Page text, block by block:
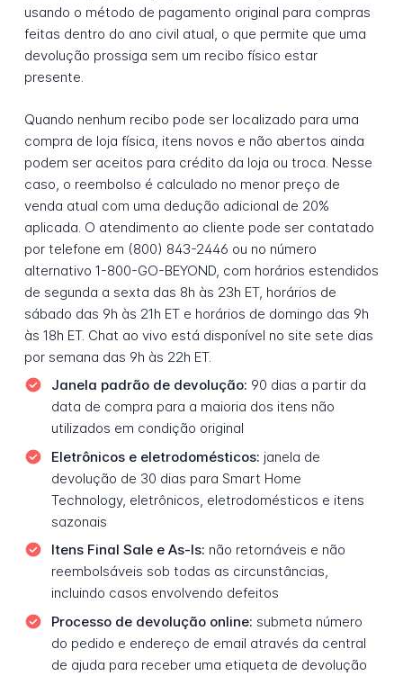
usando o método de pagamento original para compras
feitas dentro do ano civil atual, o que permite que uma
devolução prossiga sem um recibo físico estar
presente.
Quando nenhum recibo pode ser localizado para uma
compra de loja física, itens novos e não abertos ainda
podem ser aceitos para crédito da loja ou troca. Nesse
caso, o reembolso é calculado no menor preço de
venda atual com uma dedução adicional de 20%
aplicada. O atendimento ao cliente pode ser contatado
por telefone em (800) 843-2446 ou no número
alternativo 1-800-GO-BEYOND, com horários estendidos
de segunda a sexta das 8h às 23h ET, horários de
sábado das 9h às 21h ET e horários de domingo das 9h
às 18h ET. Chat ao vivo está disponível no site sete dias
por semana das 9h às 22h ET.
Janela padrão de devolução: 90 dias a partir da
data de compra para a maioria dos itens não
utilizados em condição original
Eletrônicos e eletrodomésticos: janela de
devolução de 30 dias para Smart Home
Technology, eletrônicos, eletrodomésticos e itens
sazonais
Itens Final Sale e As-Is: não retornáveis e não
reembolsáveis sob todas as circunstâncias,
incluindo casos envolvendo defeitos
Processo de devolução online: submeta número
do pedido e endereço de email através da central
de ajuda para receber uma etiqueta de devolução